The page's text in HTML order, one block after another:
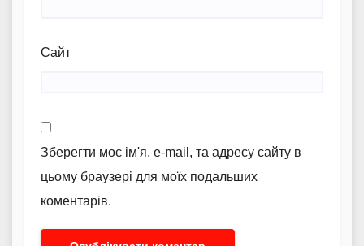
Сайт
Зберегти моє ім'я, e-mail, та адресу сайту в
цьому браузері для моїх подальших
коментарів.